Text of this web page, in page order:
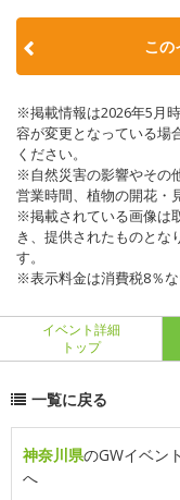
この
※掲載情報は2026年5月
容が変更となっている場
ください。
※自然災害の影響やその
営業時間、植物の開花・
※掲載されている画像は
き、提供されたものとな
す。
※表示料金は消費税8％な
イベント詳細
トップ
一覧に戻る
神奈川県のGWイベン
へ